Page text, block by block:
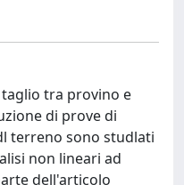
tra provino e
di prove di
terreno sono studlati
non lineari ad
dell'articolo